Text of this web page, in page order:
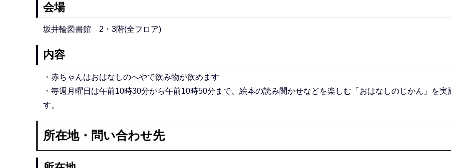
会場
坂井輪図書館 2・3階(全フロア)
内容
・赤ちゃんはおはなしのへやで飲み物が飲めます
・毎週月曜日は午前10時30分から午前10時50分まで、絵本の読み聞かせなどを楽しむ「おはなしのじかん」を実
す。
所在地・問い合わせ先